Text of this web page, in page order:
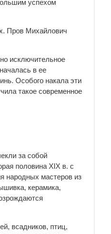
успехом
Пров Михайлович
исключительное
в ее
Особого накала эти
такое современное
за собой
половина XIX в. с
народных мастеров из
керамика,
всадников, птиц,